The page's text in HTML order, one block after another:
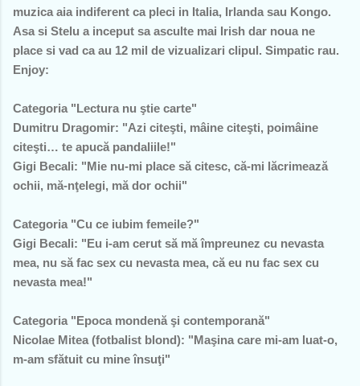
muzica aia indiferent ca pleci in Italia, Irlanda sau Kongo.
Asa si Stelu a inceput sa asculte mai Irish dar noua ne
place si vad ca au 12 mil de vizualizari clipul. Simpatic rau.
Enjoy:
Categoria "Lectura nu ştie carte"
Dumitru Dragomir: "Azi citeşti, mâine citeşti, poimâine
citeşti… te apucă pandaliile!"
Gigi Becali: "Mie nu-mi place să citesc, că-mi lăcrimează
ochii, mă-nţelegi, mă dor ochii"
Categoria "Cu ce iubim femeile?"
Gigi Becali: "Eu i-am cerut să mă împreunez cu nevasta
mea, nu să fac sex cu nevasta mea, că eu nu fac sex cu
nevasta mea!"
Categoria "Epoca mondenă şi contemporană"
Nicolae Mitea (fotbalist blond): "Maşina care mi-am luat-o,
m-am sfătuit cu mine însuţi"